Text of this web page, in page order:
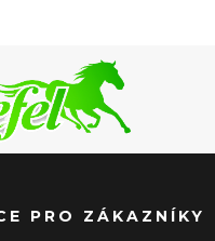
PRO ZÁKAZNÍKY